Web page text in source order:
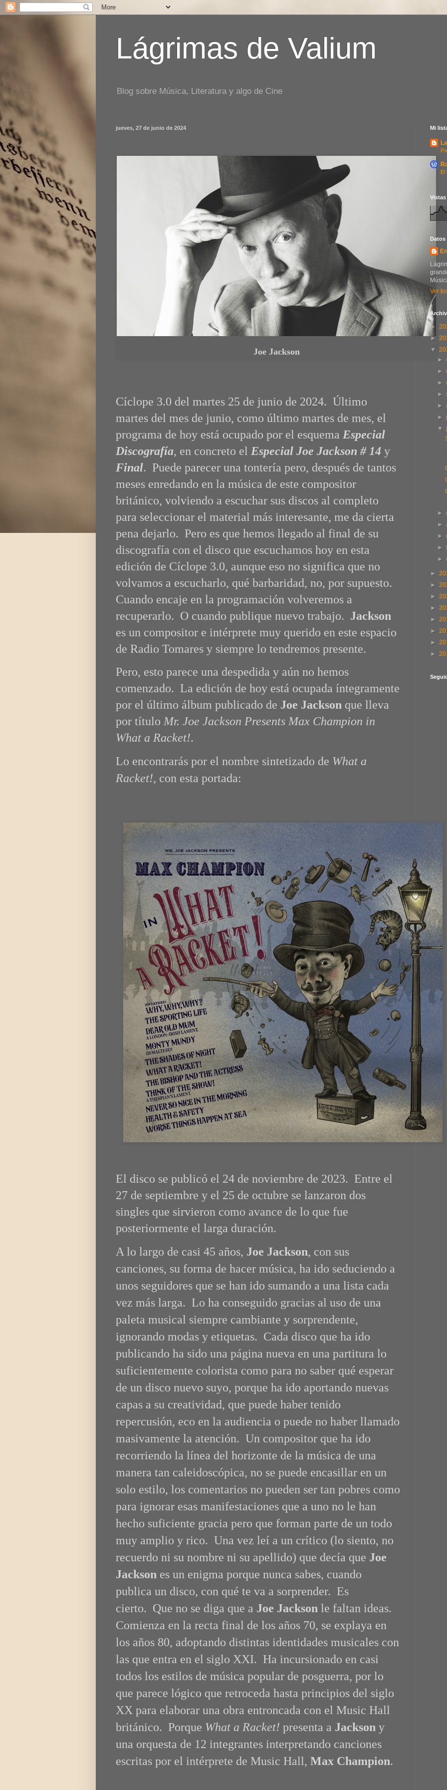
Lágrimas de Valium
Blog sobre Música, Literatura y algo de Cine
jueves, 27 de junio de 2024
Joe Jackson
Cíclope 3.0 del martes 25 de junio de 2024. Último
martes del mes de junio, como último martes de mes, el
programa de hoy está ocupado por el esquema Especial
Discografía, en concreto el Especial Joe Jackson # 14 y
Final. Puede parecer una tontería pero, después de tantos
meses enredando en la música de este compositor
británico, volviendo a escuchar sus discos al completo
para seleccionar el material más interesante, me da cierta
pena dejarlo. Pero es que hemos llegado al final de su
discografía con el disco que escuchamos hoy en esta
edición de Cíclope 3.0, aunque eso no significa que no
volvamos a escucharlo, qué barbaridad, no, por supuesto.
Cuando encaje en la programación volveremos a
recuperarlo. O cuando publique nuevo trabajo. Jackson
es un compositor e intérprete muy querido en este espacio
de Radio Tomares y siempre lo tendremos presente.
Pero, esto parece una despedida y aún no hemos
comenzado. La edición de hoy está ocupada íntegramente
por el último álbum publicado de Joe Jackson que lleva
por título Mr. Joe Jackson Presents Max Champion in
What a Racket!.
Lo encontrarás por el nombre sintetizado de What a
Racket!, con esta portada:
El disco se publicó el 24 de noviembre de 2023. Entre el
27 de septiembre y el 25 de octubre se lanzaron dos
singles que sirvieron como avance de lo que fue
posteriormente el larga duración.
A lo largo de casi 45 años, Joe Jackson, con sus
canciones, su forma de hacer música, ha ido seduciendo a
unos seguidores que se han ido sumando a una lista cada
vez más larga. Lo ha conseguido gracias al uso de una
paleta musical siempre cambiante y sorprendente,
ignorando modas y etiquetas. Cada disco que ha ido
publicando ha sido una página nueva en una partitura lo
suficientemente colorista como para no saber qué esperar
de un disco nuevo suyo, porque ha ido aportando nuevas
capas a su creatividad, que puede haber tenido
repercusión, eco en la audiencia o puede no haber llamado
masivamente la atención. Un compositor que ha ido
recorriendo la línea del horizonte de la música de una
manera tan caleidoscópica, no se puede encasillar en un
solo estilo, los comentarios no pueden ser tan pobres como
para ignorar esas manifestaciones que a uno no le han
hecho suficiente gracia pero que forman parte de un todo
muy amplio y rico. Una vez leí a un crítico (lo siento, no
recuerdo ni su nombre ni su apellido) que decía que Joe
Jackson es un enigma porque nunca sabes, cuando
publica un disco, con qué te va a sorprender. Es
cierto. Que no se diga que a Joe Jackson le faltan ideas.
Comienza en la recta final de los años 70, se explaya en
los años 80, adoptando distintas identidades musicales con
las que entra en el siglo XXI. Ha incursionado en casi
todos los estilos de música popular de posguerra, por lo
que parece lógico que retroceda hasta principios del siglo
XX para elaborar una obra entroncada con el Music Hall
británico. Porque What a Racket! presenta a Jackson y
una orquesta de 12 integrantes interpretando canciones
escritas por el intérprete de Music Hall, Max Champion.
Mi
Vistas
Ver
►
►
▼
►
►
►
►
►
►
▼
►
►
►
►
►
►
►
►
►
►
►
►
►